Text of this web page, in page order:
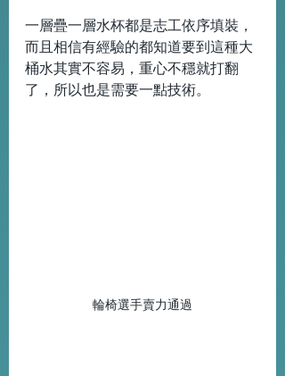
一層疊一層水杯都是志工依序填裝，
而且相信有經驗的都知道要到這種大
桶水其實不容易，重心不穩就打翻
了，所以也是需要一點技術。
輪椅選手賣力通過